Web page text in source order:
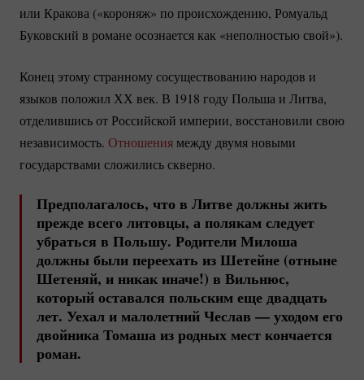
или Кракова («короняж» по происхождению, Ромуальд
Буковский в романе осознается как «неполностью свой»).
Конец этому странному сосуществованию народов и
языков положил ХХ век. В 1918 году Польша и Литва,
отделившись от Российской империи, восстановили свою
независимость. Отношения между двумя новыми
государствами сложились скверно.
Предполагалось, что в Литве должны жить
прежде всего литовцы, а полякам следует
убраться в Польшу. Родители Милоша
должны были переехать из Шетейне (отныне
Шетеняй, и никак иначе!) в Вильнюс,
который оставался польским еще двадцать
лет. Уехал и малолетний Чеслав — уходом его
двойника Томаша из родных мест кончается
роман.